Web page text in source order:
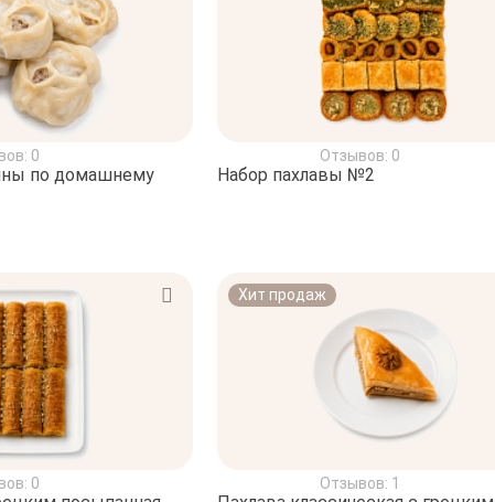
0
по домашнему
Отзывов: 0
Набор пахлавы №2
0
Хит продаж
Отзывов: 1